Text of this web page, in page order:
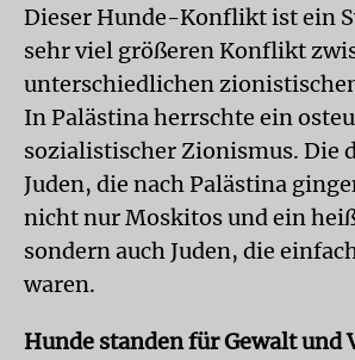
Dieser Hunde-Konflikt ist ein
sehr viel größeren Konflikt
unterschiedlichen
In Palästina herrschte ein
sozialistischer Zionismus. Die
Juden, die nach Palästina
nicht nur Moskitos und ein
sondern auch Juden, die
waren.
Hunde standen für Gewalt und